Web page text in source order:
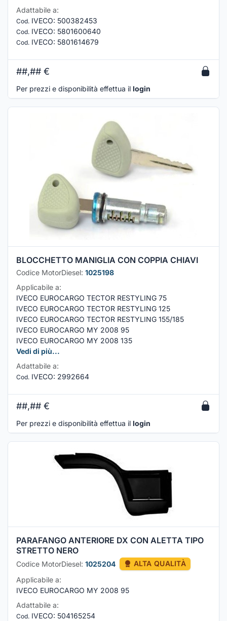
Adattabile a:
Cod. IVECO: 500382453
Cod. IVECO: 5801600640
Cod. IVECO: 5801614679
##,## €
Per prezzi e disponibilità effettua il login
BLOCCHETTO MANIGLIA CON COPPIA CHIAVI
Codice MotorDiesel: 1025198
Applicabile a:
IVECO EUROCARGO TECTOR RESTYLING 75
IVECO EUROCARGO TECTOR RESTYLING 125
IVECO EUROCARGO TECTOR RESTYLING 155/185
IVECO EUROCARGO MY 2008 95
IVECO EUROCARGO MY 2008 135
Vedi di più...
Adattabile a:
Cod. IVECO: 2992664
##,## €
Per prezzi e disponibilità effettua il login
PARAFANGO ANTERIORE DX CON ALETTA TIPO
STRETTO NERO
Codice MotorDiesel: 1025204
ALTA QUALITÀ
Applicabile a:
IVECO EUROCARGO MY 2008 95
Adattabile a:
Cod. IVECO: 504165254